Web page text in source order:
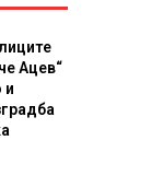
Ацев“
и